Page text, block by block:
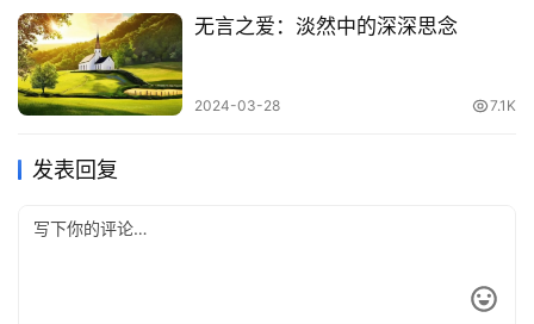
有诗颂曰：
异军攻城围义兵，娥眉汗马解围城；
无言之爱：淡然中的深深思念
2024-03-28 7.1K
发表回复